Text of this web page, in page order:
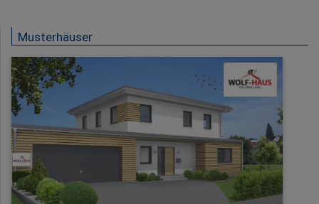
Musterhäuser